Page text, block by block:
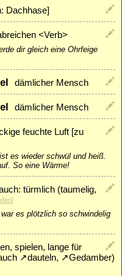
Dachhase]
<Verb>
dir gleich eine Ohrfeige
dämlicher Mensch
dämlicher Mensch
feuchte Luft [zu
es wieder schwül und heiß.
So eine Wärme!
türmlich (taumelig,
]
es plötzlich so schwindelig
spielen, lange für
↗dauteln, ↗Gedamber)